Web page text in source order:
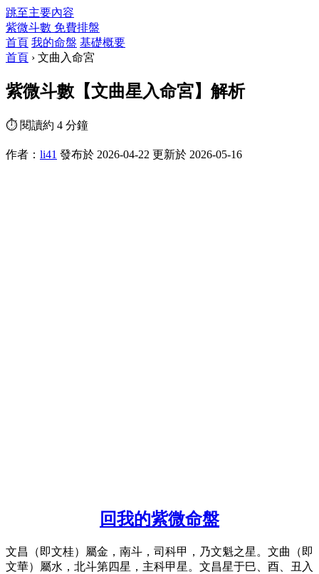
跳至主要內容
紫微斗數 免費排盤
首頁 我的命盤 基礎概要
首頁 › 文曲入命宮
紫微斗數【文曲星入命宮】解析
⏱ 閱讀約 4 分鐘
作者： li41 發布於 2026-04-22 更新於 2026-05-16
回我的紫微命盤
文昌（即文桂）屬金，南斗，司科甲，乃文魁之星。文曲（即
文華）屬水，北斗第四星，主科甲星。文昌星于巳、酉、丑入